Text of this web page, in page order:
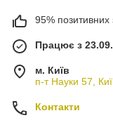
95% позитивних
Працює з
м. Київ
п-т Науки 57,
Контакти